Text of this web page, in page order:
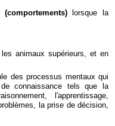
lorsque la
animaux supérieurs, et en
des processus mentaux qui
connaissance tels que la
l'apprentissage,
la prise de décision,